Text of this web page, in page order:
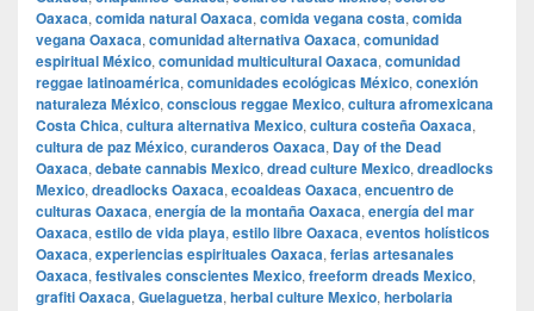
Oaxaca, comida natural Oaxaca, comida vegana costa, comida
vegana Oaxaca, comunidad alternativa Oaxaca, comunidad
espiritual México, comunidad multicultural Oaxaca, comunidad
reggae latinoamérica, comunidades ecológicas México, conexión
naturaleza México, conscious reggae Mexico, cultura afromexicana
Costa Chica, cultura alternativa Mexico, cultura costeña Oaxaca,
cultura de paz México, curanderos Oaxaca, Day of the Dead
Oaxaca, debate cannabis Mexico, dread culture Mexico, dreadlocks
Mexico, dreadlocks Oaxaca, ecoaldeas Oaxaca, encuentro de
culturas Oaxaca, energía de la montaña Oaxaca, energía del mar
Oaxaca, estilo de vida playa, estilo libre Oaxaca, eventos holísticos
Oaxaca, experiencias espirituales Oaxaca, ferias artesanales
Oaxaca, festivales conscientes Mexico, freeform dreads Mexico,
grafiti Oaxaca, Guelaguetza, herbal culture Mexico, herbolaria